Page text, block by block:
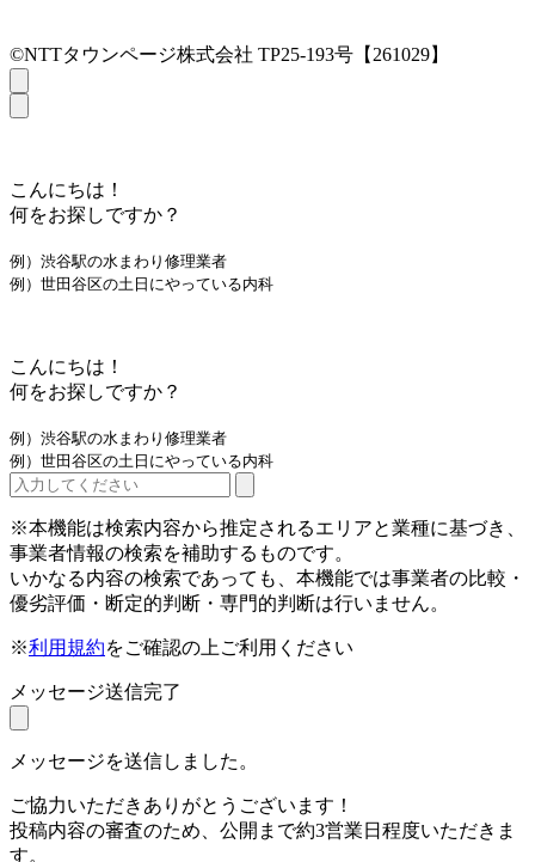
©NTTタウンページ株式会社 TP25-193号【261029】
こんにちは！
何をお探しですか？
例）渋谷駅の水まわり修理業者
例）世田谷区の土日にやっている内科
こんにちは！
何をお探しですか？
例）渋谷駅の水まわり修理業者
例）世田谷区の土日にやっている内科
※本機能は検索内容から推定されるエリアと業種に基づき、
事業者情報の検索を補助するものです。
いかなる内容の検索であっても、本機能では事業者の比較・
優劣評価・断定的判断・専門的判断は行いません。
※利用規約をご確認の上ご利用ください
メッセージ送信完了
メッセージを送信しました。
ご協力いただきありがとうございます！
投稿内容の審査のため、公開まで約3営業日程度いただきま
す。